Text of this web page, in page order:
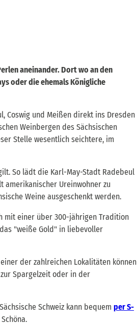
aneinander. Dort wo an den
oder die ehemals Königliche
Coswig und Meißen direkt ins Dresden
Weinbergen des Sächsischen
Stelle wesentlich seichtere, im
So lädt die Karl-May-Stadt Radebeul
amerikanischer Ureinwohner zu
Weine ausgeschenkt werden.
mit einer über 300-jährigen Tradition
"weiße Gold" in liebevoller
der zahlreichen Lokalitäten können
Spargelzeit oder in der
Schweiz kann bequem per S-